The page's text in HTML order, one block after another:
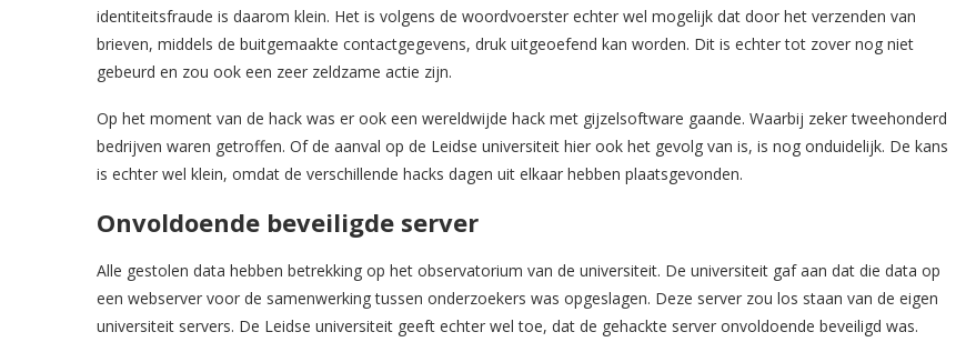
identiteitsfraude is daarom klein. Het is volgens de woordvoerster echter wel mogelijk dat door het verzenden van
brieven, middels de buitgemaakte contactgegevens, druk uitgeoefend kan worden. Dit is echter tot zover nog niet
gebeurd en zou ook een zeer zeldzame actie zijn.
Op het moment van de hack was er ook een wereldwijde hack met gijzelsoftware gaande. Waarbij zeker tweehonderd
bedrijven waren getroffen. Of de aanval op de Leidse universiteit hier ook het gevolg van is, is nog onduidelijk. De kans
is echter wel klein, omdat de verschillende hacks dagen uit elkaar hebben plaatsgevonden.
Onvoldoende beveiligde server
Alle gestolen data hebben betrekking op het observatorium van de universiteit. De universiteit gaf aan dat die data op
een webserver voor de samenwerking tussen onderzoekers was opgeslagen. Deze server zou los staan van de eigen
universiteit servers. De Leidse universiteit geeft echter wel toe, dat de gehackte server onvoldoende beveiligd was.